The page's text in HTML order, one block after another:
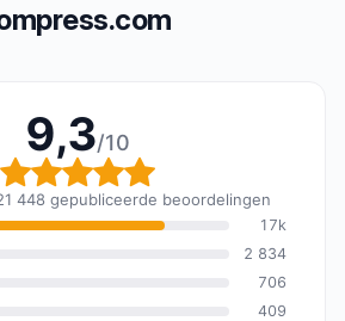
9,3/10
Algemene beoordeling:
448 gepubliceerde beoordelingen
17k
2 834
706
409